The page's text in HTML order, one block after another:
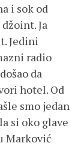
i sok od
Ja
Jedini
radio
da
hotel. Od
smo jedan
si oko glave
Marković